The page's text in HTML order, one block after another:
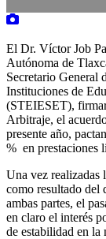
El Dr. Víctor Job
Autónoma de
Secretario General
Instituciones de
(STEIESET),
Arbitraje, el
presente año,
% en prestaciones
Una vez realizadas
como resultado del
ambas partes, el
en claro el interés
de estabilidad en la